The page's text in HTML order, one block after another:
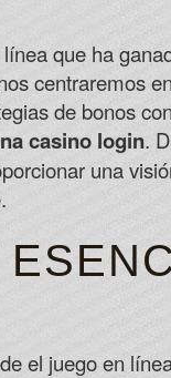
Bonus
que ha
centraremos
de bonos
casino login.
una
el juego en